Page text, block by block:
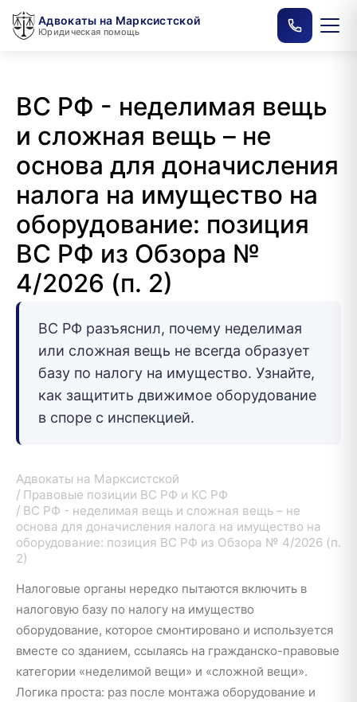
Адвокаты на Марксистской
Юридическая помощь
ВС РФ - неделимая вещь
и сложная вещь – не
основа для доначисления
налога на имущество на
оборудование: позиция
ВС РФ из Обзора №
4/2026 (п. 2)
ВС РФ разъяснил, почему неделимая
или сложная вещь не всегда образует
базу по налогу на имущество. Узнайте,
как защитить движимое оборудование
в споре с инспекцией.
Адвокаты на Марксистской
Правовые позиции ВС РФ и КС РФ
ВС РФ - неделимая вещь и сложная вещь – не
основа для доначисления налога на имущество на
оборудование: позиция ВС РФ из Обзора № 4/2026 (п.
2)
Налоговые органы нередко пытаются включить в
налоговую базу по налогу на имущество
оборудование, которое смонтировано и используется
вместе со зданием, ссылаясь на гражданско-правовые
категории «неделимой вещи» и «сложной вещи».
Логика проста: раз после монтажа оборудование и